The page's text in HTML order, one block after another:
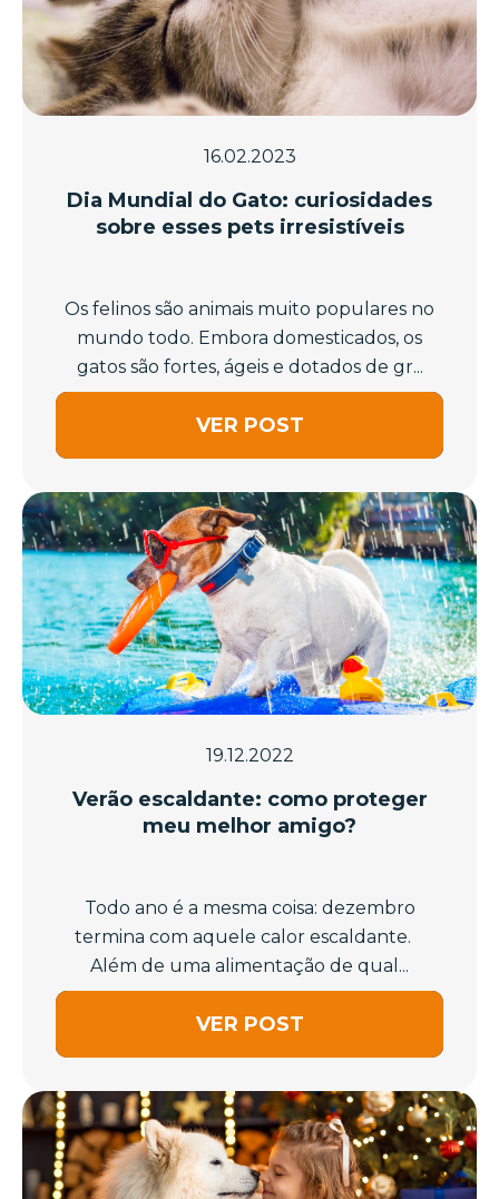
16.02.2023
Dia Mundial do Gato: curiosidades
sobre esses pets irresistíveis
Os felinos são animais muito populares no
mundo todo. Embora domesticados, os
gatos são fortes, ágeis e dotados de gr...
VER POST
19.12.2022
Verão escaldante: como proteger
meu melhor amigo?
Todo ano é a mesma coisa: dezembro
termina com aquele calor escaldante.
Além de uma alimentação de qual...
VER POST